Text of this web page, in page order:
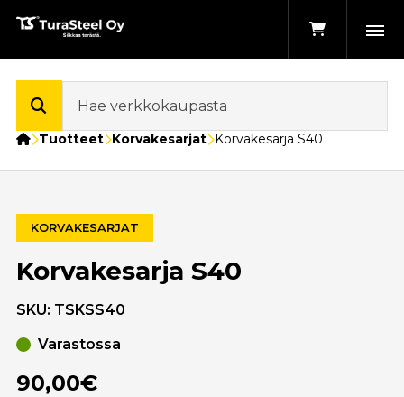
Etusivu
Tuotteet Korvakesarjat Korvakesarja S40
KORVAKESARJAT
Korvakesarja S40
SKU: TSKSS40
Varastossa
90,00€